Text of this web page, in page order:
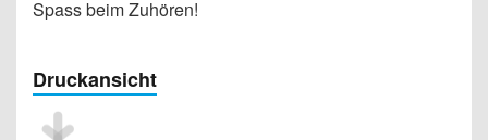
Spass beim Zuhören!
Druckansicht